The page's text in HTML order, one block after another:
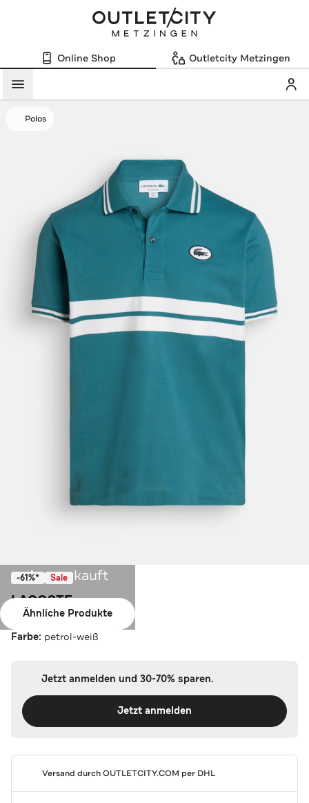
Online Shop Outletcity Metzingen
Menü
Polos
Ausverkauft
Ähnliche Produkte
-61%* Sale
LACOSTE
Polo-Shirt zweifarbig
Farbe: petrol-weiß
Jetzt anmelden und 30-70% sparen.
Jetzt anmelden
Versand durchOUTLETCITY.COM per DHL